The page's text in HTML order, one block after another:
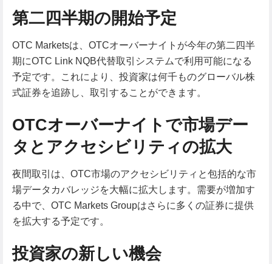
第二四半期の開始予定
OTC Marketsは、OTCオーバーナイトが今年の第二四半
期にOTC Link NQB代替取引システムで利用可能になる
予定です。これにより、投資家は何千ものグローバル株
式証券を追跡し、取引することができます。
OTCオーバーナイトで市場デー
タとアクセシビリティの拡大
夜間取引は、OTC市場のアクセシビリティと包括的な市
場データカバレッジを大幅に拡大します。需要が増加す
る中で、OTC Markets Groupはさらに多くの証券に提供
を拡大する予定です。
投資家の新しい機会